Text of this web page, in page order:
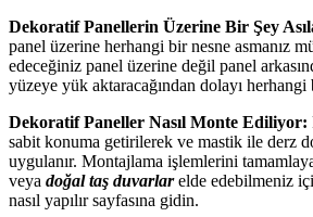
Dekoratif Panellerin Üzerine Bir Şey
panel üzerine herhangi bir nesne asmanız
edeceğiniz panel üzerine değil panel
yüzeye yük aktaracağından dolayı
Dekoratif Paneller Nasıl Monte Ediliyor:
sabit konuma getirilerek ve mastik ile derz
uygulanır. Montajlama işlemlerini
veya doğal taş duvarlar elde edebilmeniz
nasıl yapılır sayfasına gidin.